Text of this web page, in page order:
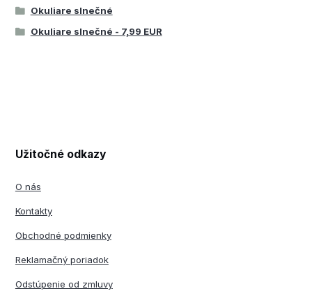
Okuliare slnečné
Okuliare slnečné - 7,99 EUR
Užitočné odkazy
O nás
Kontakty
Obchodné podmienky
Reklamačný poriadok
Odstúpenie od zmluvy